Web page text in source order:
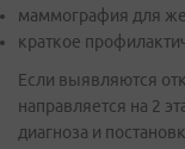
маммография для
краткое
Если выявляются
направляется на 2
диагноза и